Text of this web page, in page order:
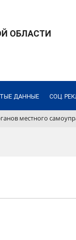
ОБЛАСТИ
ДАННЫЕ СОЦ.
местного